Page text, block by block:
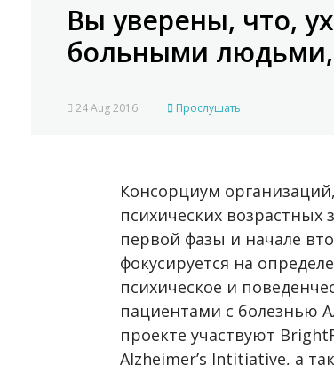
Вы уверены, что,
больными людьми,
24 Aug 2016 Прослушать
Консорциум
психических
первой фазы и начале
фокусируется на
психическое и
пациентами с болезнью
проекте участвуют
Alzheimer’s Intitiative, а